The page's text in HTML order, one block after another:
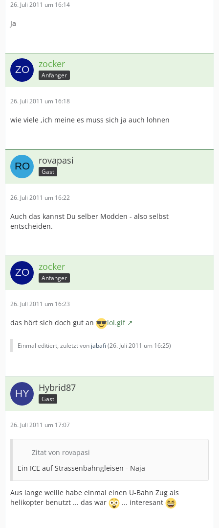
26. Juli 2011 um 16:14
Ja
zocker
Anfänger
26. Juli 2011 um 16:18
wie viele ,ich meine es muss sich ja auch lohnen
rovapasi
Gast
26. Juli 2011 um 16:22
Auch das kannst Du selber Modden - also selbst
entscheiden.
zocker
Anfänger
26. Juli 2011 um 16:23
das hört sich doch gut an lol.gif
Einmal editiert, zuletzt von jabafi (26. Juli 2011 um 16:25)
Hybrid87
Gast
26. Juli 2011 um 17:07
Zitat von rovapasi
Ein ICE auf Strassenbahngleisen - Naja
Aus lange weille habe einmal einen U-Bahn Zug als
helikopter benutzt ... das war
... interesant